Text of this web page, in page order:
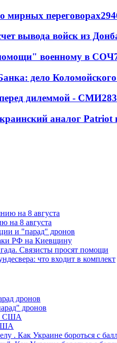
мирных переговорах
вывода войск из
военному в СОЧ
дело
дилеммой - СМИ
аналог Patriot
на 8 августа
и "парад" дронов
РФ на Киевщину
Связисты просят помощи
что входит в комплект
дронов